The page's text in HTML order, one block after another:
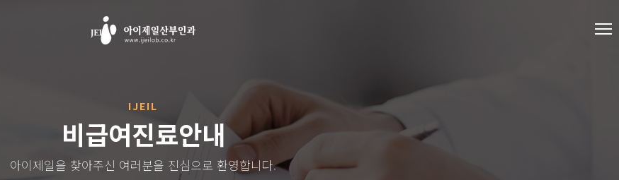
IJEIL
비급여진료안내
아이제일을 찾아주신 여러분을 진심으로 환영합니다.